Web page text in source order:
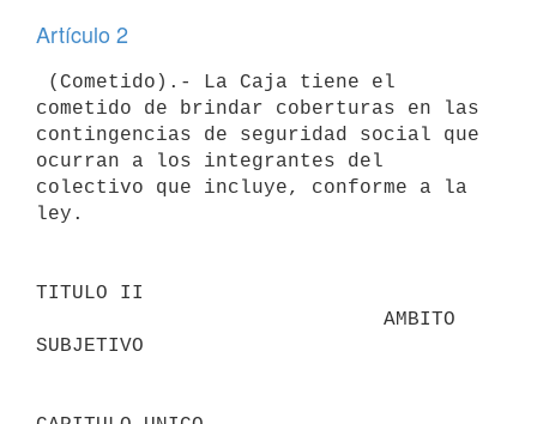
Artículo 2
cometido de brindar coberturas en las
contingencias de seguridad social que
ocurran a los integrantes del
colectivo que incluye, conforme a la
ley.
TITULO II
SUBJETIVO